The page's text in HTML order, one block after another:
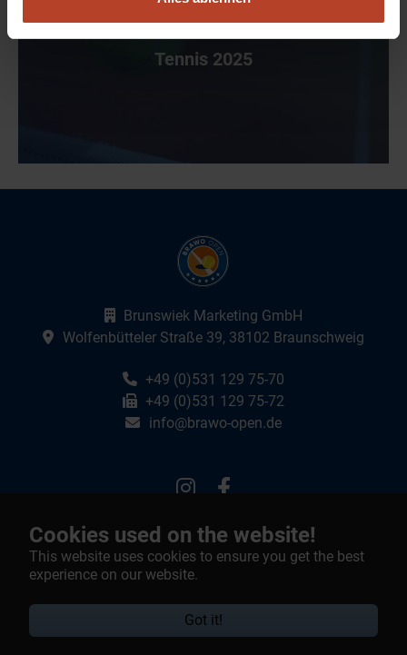
Cookies used on the website!
This website uses cookies to ensure you get the best
experience on our website.
Got it!
Tennis 2025
Webseite:
Brunswiek Marketing GmbH
Google Maps:
Wolfenbütteler Straße 39, 38102 Braunschweig
Telefon:
+49 (0)531 129 75-70
Fax:
+49 (0)531 129 75-72
E-Mail:
info@brawo-open.de
Instagram
Barrierefreiheit
Impressum
Datenschutz
Kontakt